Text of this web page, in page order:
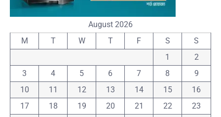
August 2026
M
T W T F S
S
1
2
3
4 5 6 7 8
9
10
11 12 13 14 15
16
17
18 19 20 21 22
23